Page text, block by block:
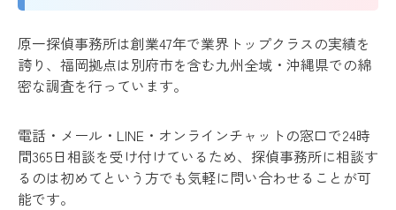
原一探偵事務所は創業47年で業界トップクラスの実績を
誇り、福岡拠点は別府市を含む九州全域・沖縄県での綿
密な調査を行っています。
電話・メール・LINE・オンラインチャットの窓口で24時
間365日相談を受け付けているため、探偵事務所に相談す
るのは初めてという方でも気軽に問い合わせることが可
能です。